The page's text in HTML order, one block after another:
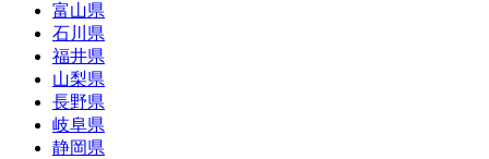
富山県
石川県
福井県
山梨県
長野県
岐阜県
静岡県